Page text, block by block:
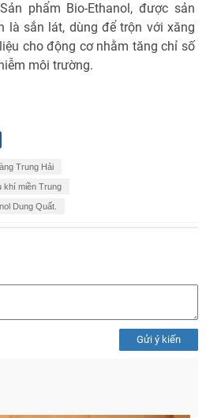
phẩm Bio-Ethanol, được sản
là sắn lát, dùng để trộn với xăng
cho động cơ nhằm tăng chỉ số
môi trường.
Trung Hải
khí miền Trung
Dung Quất.
Gửi ý kiến